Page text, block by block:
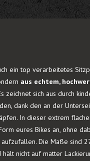
ein top verarbeitetes
aus echtem,
zeichnet sich aus durch
dank den an der
In dieser extrem
eures Bikes an, ohne
Die Maße sind
hält nicht auf matter